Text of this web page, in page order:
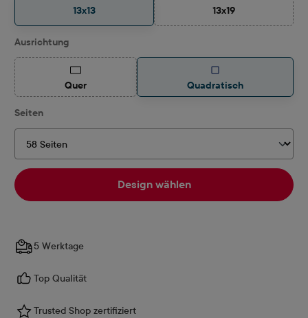
13x13 13x19
(Diese Option ist
Ausrichtungauswählen
Quer(Diese Option ist zurzeit nicht verfügbar.)
Quadratisch
Seitenauswählen
Design wählen
5 Werktage
Top Qualität
Trusted Shop zertifiziert